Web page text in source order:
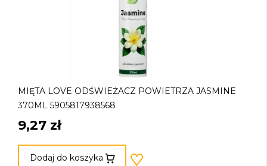
MIĘTA LOVE ODŚWIEŻACZ POWIETRZA JASMINE
370ML 5905817938568
9,27 zł
Dodaj do koszyka